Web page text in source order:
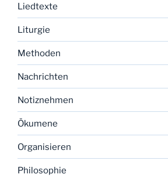
Liedtexte
Liturgie
Methoden
Nachrichten
Notiznehmen
Ökumene
Organisieren
Philosophie